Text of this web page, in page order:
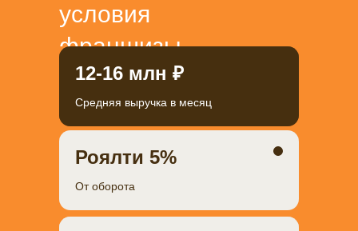
условия
франшизы
12-16 млн ₽
Средняя выручка в месяц
Роялти 5%
От оборота